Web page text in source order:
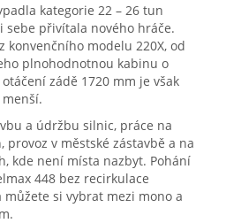
kategorie 22 – 26 tun
sebe přivítala nového hráče.
konvenčního modelu 220X, od
plnohodnotnou kabinu o
zádě 1720 mm je však
a údržbu silnic, práce na
provoz v městské zástavbě a na
kde není místa nazbyt. Pohání
448 bez recirkulace
můžete si vybrat mezi mono a